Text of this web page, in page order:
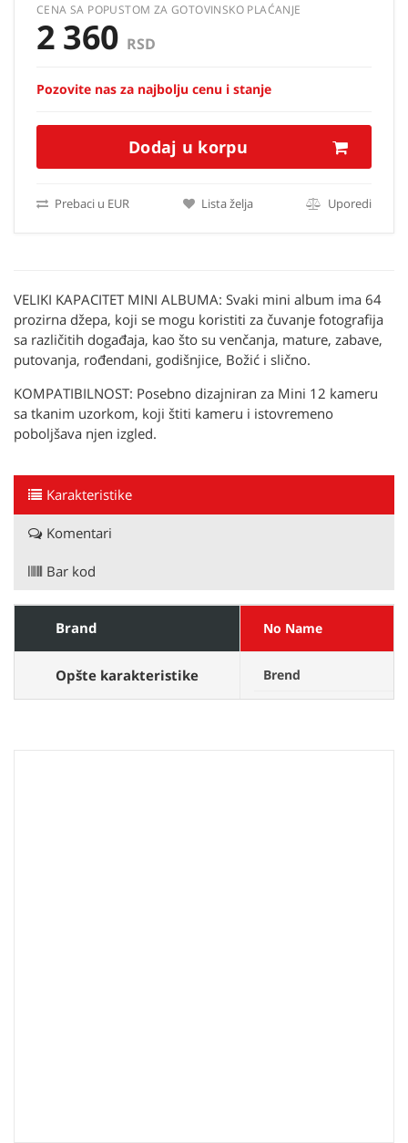
CENA SA POPUSTOM ZA GOTOVINSKO PLAĆANJE
2 360 RSD
Pozovite nas za najbolju cenu i stanje
Dodaj u korpu
Prebaci u EUR Lista želja Uporedi
VELIKI KAPACITET MINI ALBUMA: Svaki mini album ima 64
prozirna džepa, koji se mogu koristiti za čuvanje fotografija
sa različitih događaja, kao što su venčanja, mature, zabave,
putovanja, rođendani, godišnjice, Božić i slično.
KOMPATIBILNOST: Posebno dizajniran za Mini 12 kameru
sa tkanim uzorkom, koji štiti kameru i istovremeno
poboljšava njen izgled.
Karakteristike
Komentari
Bar kod
Brand No Name
Opšte karakteristike Brend